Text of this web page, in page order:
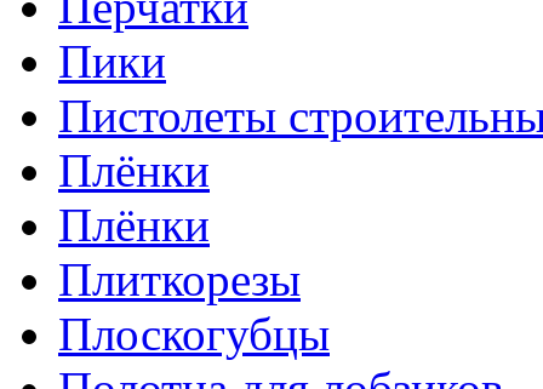
Пики
Пистолеты
Плёнки
Плёнки
Плиткорезы
Плоскогубцы